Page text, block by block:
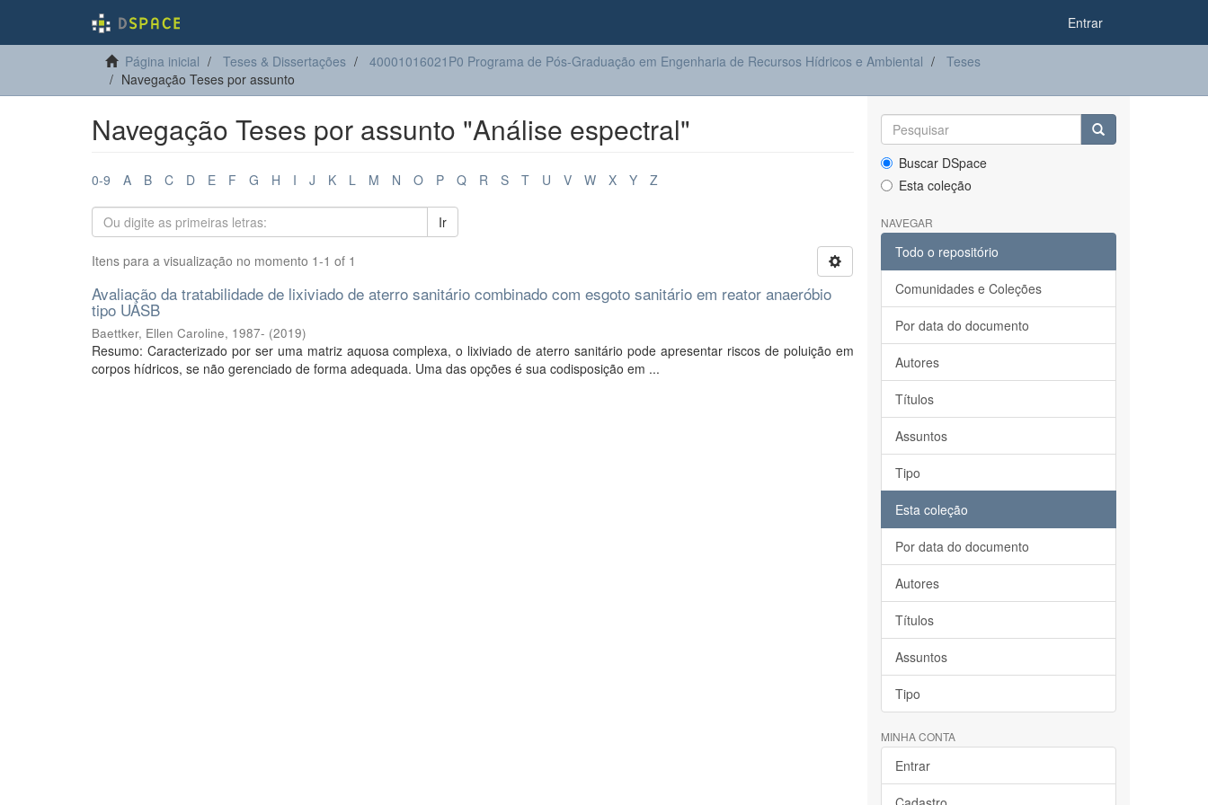
Entrar
Página inicial Teses & Dissertações 40001016021P0 Programa de Pós-Graduação em Engenharia de Recursos Hídricos e Ambiental
Teses
Navegação Teses por assunto
Navegação Teses por assunto "Análise espectral"
0-9 A B C D E F G H I J K L M N O P Q R S T U V W X Y Z
Ir
Itens para a visualização no momento 1-1 of 1
Avaliação da tratabilidade de lixiviado de aterro sanitário combinado com esgoto sanitário em reator anaeróbio
tipo UASB
Baettker, Ellen Caroline, 1987- (2019)
Resumo: Caracterizado por ser uma matriz aquosa complexa, o lixiviado de aterro sanitário pode apresentar riscos de poluição em
corpos hídricos, se não gerenciado de forma adequada. Uma das opções é sua codisposição em ...
Buscar DSpace
Esta coleção
NAVEGAR
Todo o repositório
Comunidades e Coleções
Por data do documento
Autores
Títulos
Assuntos
Tipo
Esta coleção
Por data do documento
Autores
Títulos
Assuntos
Tipo
MINHA CONTA
Entrar